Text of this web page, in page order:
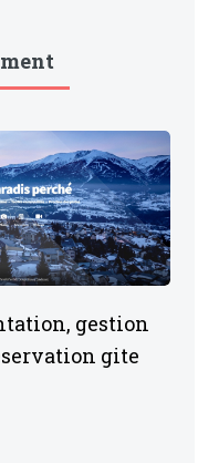
gestion
gite